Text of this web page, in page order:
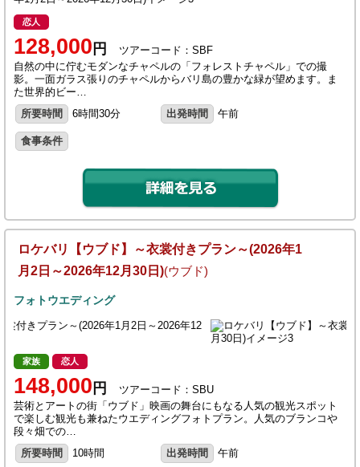
恋人
128,000 円
ツアーコード：SBF
自然の中に佇むモダンなチャペルの「フォレストチャペル」での撮
影。一面ガラス張りのチャペルからバリ島の豊かな緑が望めます。ま
た世界的ビー…
所要時間
6時間30分 出発時間 午前
食事条件
ロケバリ【ウブド】～衣裳付きプラン～(2026年1
月2日～2026年12月30日)(ウブド)
フォトウエディング
家族 恋人
148,000 円
ツアーコード：SBU
芸術とアートの街「ウブド」映画の舞台にもなる人気の観光スポット
で楽しむ観光も兼ねたウエディングフォトプラン。人気のブランコや
段々畑での…
所要時間
10時間 出発時間 午前